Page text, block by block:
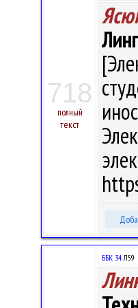
718
полный
текст
ББК 34.Л59